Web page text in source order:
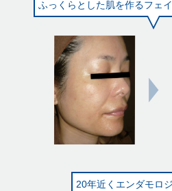
ふっくらとした肌を作るフェ
20年近くエンダモロ